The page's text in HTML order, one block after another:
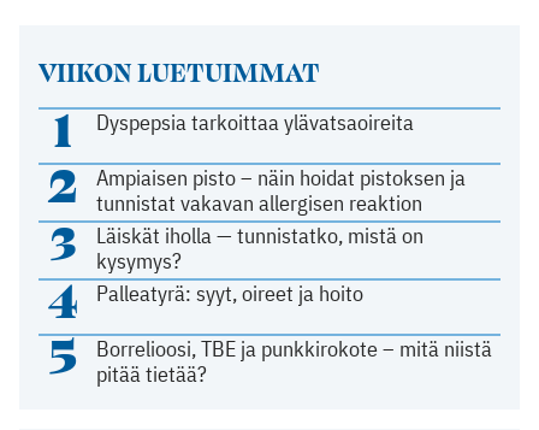
VIIKON LUETUIMMAT
1 Dyspepsia tarkoittaa ylävatsaoireita
2
Ampiaisen pisto – näin hoidat pistoksen ja
tunnistat vakavan allergisen reaktion
3
Läiskät iholla — tunnistatko, mistä on
kysymys?
4 Palleatyrä: syyt, oireet ja hoito
5
Borrelioosi, TBE ja punkkirokote – mitä niistä
pitää tietää?